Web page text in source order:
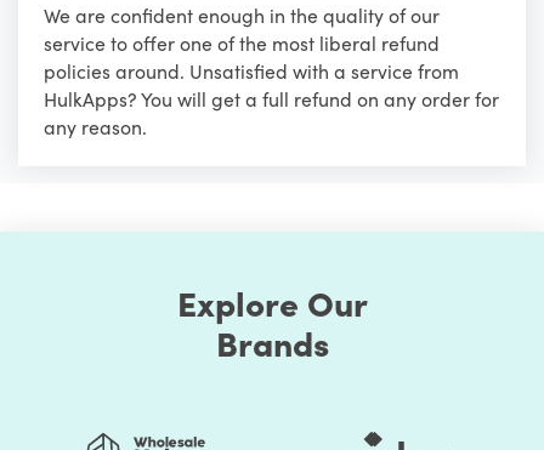
We are confident enough in the quality of our
service to offer one of the most liberal refund
policies around. Unsatisfied with a service from
HulkApps? You will get a full refund on any order for
any reason.
Explore Our
Brands